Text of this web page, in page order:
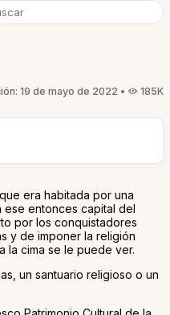
19 de mayo de 2022 • 185K
era habitada por una
ese entonces capital del
por los conquistadores
y de imponer la religión
la cima se le puede ver.
un santuario religioso o un